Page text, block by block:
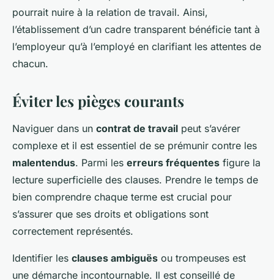
pourrait nuire à la relation de travail. Ainsi,
l’établissement d’un cadre transparent bénéficie tant à
l’employeur qu’à l’employé en clarifiant les attentes de
chacun.
Éviter les pièges courants
Naviguer dans un contrat de travail peut s’avérer
complexe et il est essentiel de se prémunir contre les
malentendus. Parmi les erreurs fréquentes figure la
lecture superficielle des clauses. Prendre le temps de
bien comprendre chaque terme est crucial pour
s’assurer que ses droits et obligations sont
correctement représentés.
Identifier les clauses ambiguës ou trompeuses est
une démarche incontournable. Il est conseillé de